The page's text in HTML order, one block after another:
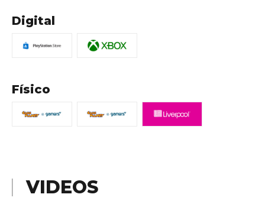
Digital
Físico
VIDEOS